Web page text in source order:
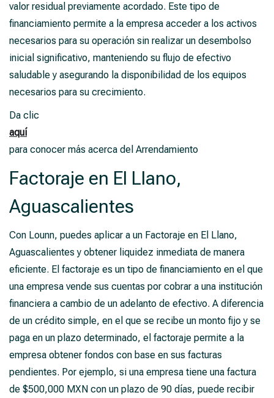
valor residual previamente acordado. Este tipo de
financiamiento permite a la empresa acceder a los activos
necesarios para su operación sin realizar un desembolso
inicial significativo, manteniendo su flujo de efectivo
saludable y asegurando la disponibilidad de los equipos
necesarios para su crecimiento.
Da clic
aquí
para conocer más acerca del Arrendamiento
Factoraje en El Llano,
Aguascalientes
Con Lounn, puedes aplicar a un Factoraje en El Llano,
Aguascalientes y obtener liquidez inmediata de manera
eficiente. El factoraje es un tipo de financiamiento en el que
una empresa vende sus cuentas por cobrar a una institución
financiera a cambio de un adelanto de efectivo. A diferencia
de un crédito simple, en el que se recibe un monto fijo y se
paga en un plazo determinado, el factoraje permite a la
empresa obtener fondos con base en sus facturas
pendientes. Por ejemplo, si una empresa tiene una factura
de $500,000 MXN con un plazo de 90 días, puede recibir